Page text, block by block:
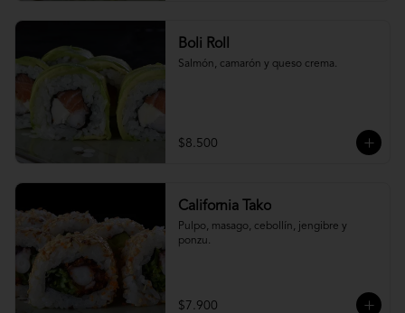
Boli Roll
Salmón, camarón y queso crema.
$8.500
California Tako
Pulpo, masago, cebollín, jengibre y
ponzu.
$7.900